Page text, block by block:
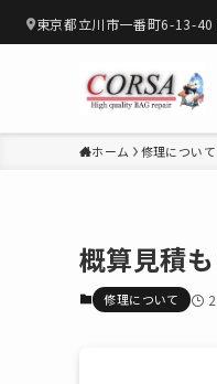
東京都立川市一番町6-13-40
ホーム 修理について
概算見積
修理について